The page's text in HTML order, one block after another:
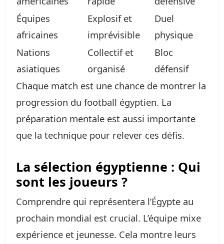
Équipes
africaines
Explosif et
imprévisible
Duel
physique
Nations
asiatiques
Collectif et
organisé
Bloc
défensif
Chaque match est une chance de montrer la
progression du football égyptien. La
préparation mentale est aussi importante
que la technique pour relever ces défis.
La sélection égyptienne : Qui
sont les joueurs ?
Comprendre qui représentera l’Égypte au
prochain mondial est crucial. L’équipe mixe
expérience et jeunesse. Cela montre leurs